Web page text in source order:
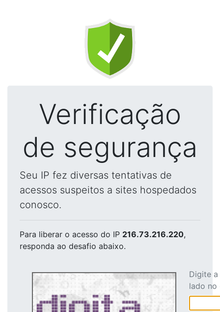
Verificação
de segurança
Seu IP fez diversas tentativas de
acessos suspeitos a sites hospedados
conosco.
Para liberar o acesso do IP 216.73.216.220,
responda ao desafio abaixo.
Digite
lado no